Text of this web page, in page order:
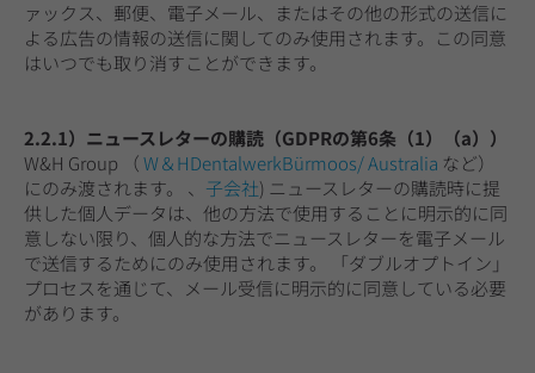
ァックス、郵便、電子メール、またはその他の形式の送信に
よる広告の情報の送信に関してのみ使用されます。この同意
はいつでも取り消すことができます。
2.2.1）ニュースレターの購読（GDPRの第6条（1）（a））
W&H Group （W＆HDentalwerkBürmoos/ Australia など）
にのみ渡されます。 、 子会社) ニュースレターの購読時に提
供した個人データは、他の方法で使用することに明示的に同
意しない限り、個人的な方法でニュースレターを電子メール
で送信するためにのみ使用されます。 「ダブルオプトイン」
プロセスを通じて、メール受信に明示的に同意している必要
があります。